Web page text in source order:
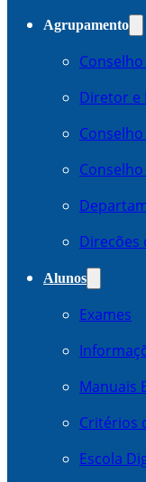
Agrupamento
Diretor e
Direcões
Alunos
Exames
Manuais
Critérios
Escola